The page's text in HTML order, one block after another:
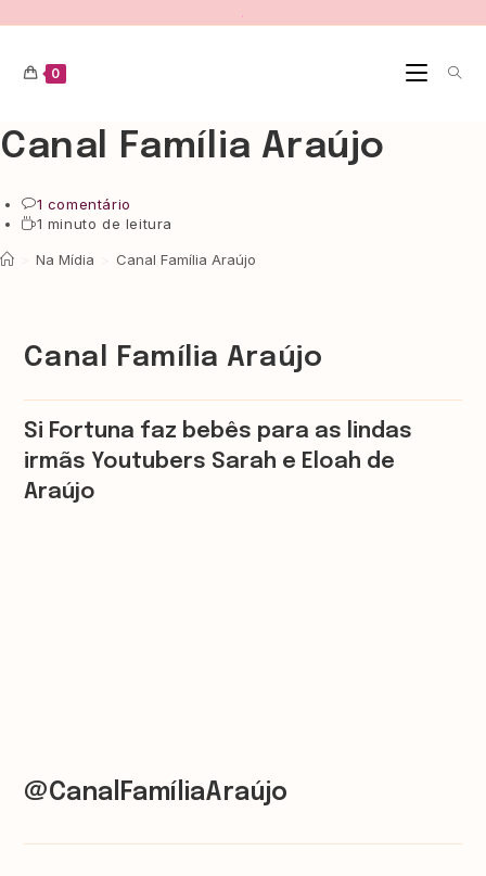
.
0
Canal Família Araújo
1 comentário
1 minuto de leitura
Na Mídia Canal Família Araújo
Canal Família Araújo
Si Fortuna faz bebês para as lindas
irmãs Youtubers Sarah e Eloah de
Araújo
@CanalFamíliaAraújo